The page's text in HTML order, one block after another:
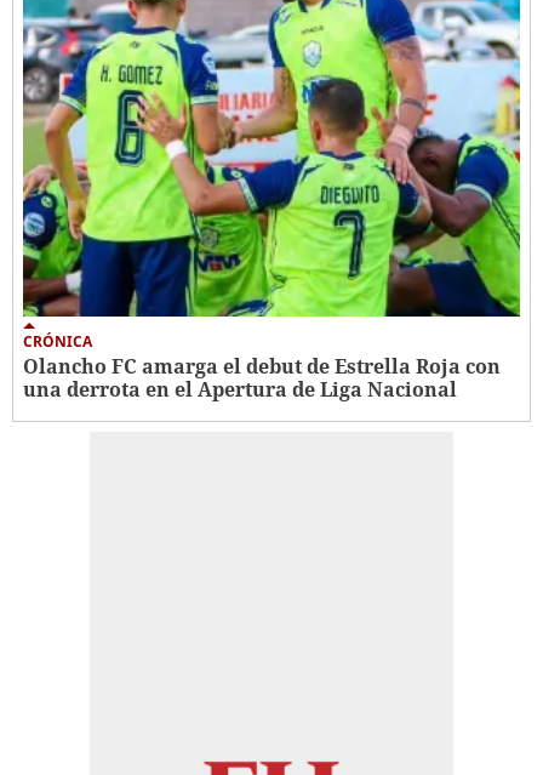
CRÓNICA
Olancho FC amarga el debut de Estrella Roja con
una derrota en el Apertura de Liga Nacional